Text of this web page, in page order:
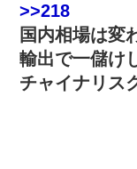
>>218
国内相場は変
輸出で一儲け
チャイナリス